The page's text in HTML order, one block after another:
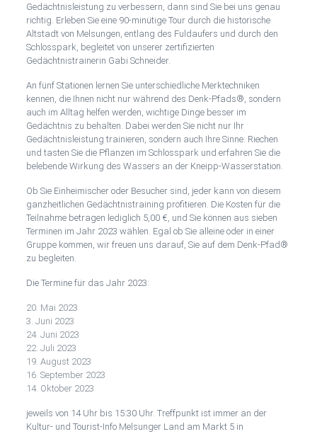
Gedächtnisleistung zu verbessern, dann sind Sie bei uns genau
richtig. Erleben Sie eine 90-minütige Tour durch die historische
Altstadt von Melsungen, entlang des Fuldaufers und durch den
Schlosspark, begleitet von unserer zertifizierten
Gedächtnistrainerin Gabi Schneider.
An fünf Stationen lernen Sie unterschiedliche Merktechniken
kennen, die Ihnen nicht nur während des Denk-Pfads®, sondern
auch im Alltag helfen werden, wichtige Dinge besser im
Gedächtnis zu behalten. Dabei werden Sie nicht nur Ihr
Gedächtnisleistung trainieren, sondern auch Ihre Sinne: Riechen
und tasten Sie die Pflanzen im Schlosspark und erfahren Sie die
belebende Wirkung des Wassers an der Kneipp-Wasserstation.
Ob Sie Einheimischer oder Besucher sind, jeder kann von diesem
ganzheitlichen Gedächtnistraining profitieren. Die Kosten für die
Teilnahme betragen lediglich 5,00 €, und Sie können aus sieben
Terminen im Jahr 2023 wählen. Egal ob Sie alleine oder in einer
Gruppe kommen, wir freuen uns darauf, Sie auf dem Denk-Pfad®
zu begleiten.
Die Termine für das Jahr 2023:
20. Mai 2023
3. Juni 2023
24. Juni 2023
22. Juli 2023
19. August 2023
16. September 2023
14. Oktober 2023
jeweils von 14 Uhr bis 15:30 Uhr. Treffpunkt ist immer an der
Kultur- und Tourist-Info Melsunger Land am Markt 5 in